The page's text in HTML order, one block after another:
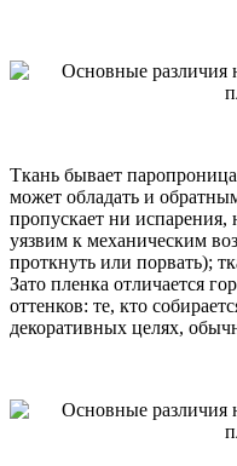
Ткань бывает
может обладать и
пропускает ни
уязвим к механическим
проткнуть или порвать);
Зато пленка отличается
оттенков: те, кто
декоративных целях,